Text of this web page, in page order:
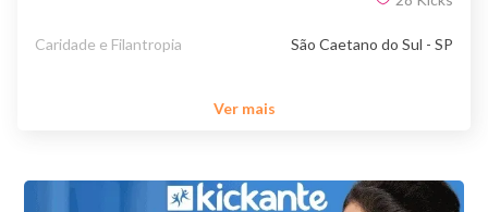
Caridade e Filantropia São Caetano do Sul - SP
Ver mais